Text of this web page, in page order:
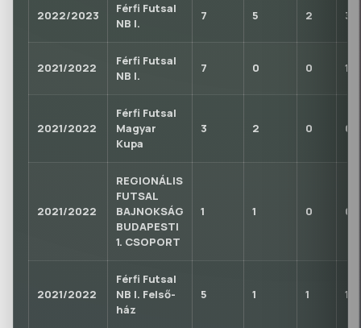
2022/2023
Férfi Futsal
NB I.
7 5 2 3
2021/2022
Férfi Futsal
NB I.
7 0 0 1
2021/2022
Férfi Futsal
Magyar
Kupa
3 2 0 0
2021/2022
REGIONÁLIS
FUTSAL
BAJNOKSÁG
BUDAPESTI
1. CSOPORT
1 1 0 0
2021/2022
Férfi Futsal
NB I. Felső-
ház
5 1 1 1